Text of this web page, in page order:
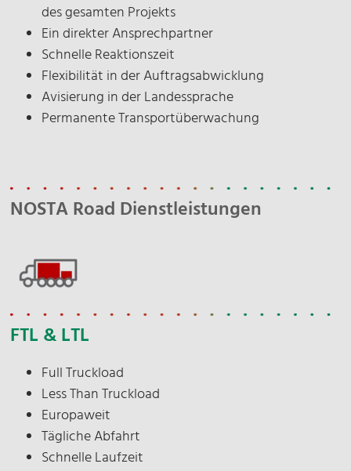
verarbeitet werden.
widerrufen. Detaillierte Informationen zum
Umgang mit Nutzerdaten finden Sie in unserer
Anmelden
*Pflichtfeld
des gesamten Projekts
Ein direkter Ansprechpartner
Schnelle Reaktionszeit
Flexibilität in der Auftragsabwicklung
Avisierung in der Landessprache
Permanente Transportüberwachung
NOSTA Road Dienstleistungen
FTL & LTL
Full Truckload
Less Than Truckload
Europaweit
Tägliche Abfahrt
Schnelle Laufzeit